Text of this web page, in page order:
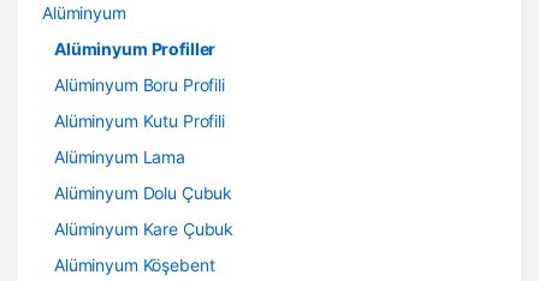
Alüminyum
Alüminyum Profiller
Alüminyum Boru Profili
Alüminyum Kutu Profili
Alüminyum Lama
Alüminyum Dolu Çubuk
Alüminyum Kare Çubuk
Alüminyum Köşebent